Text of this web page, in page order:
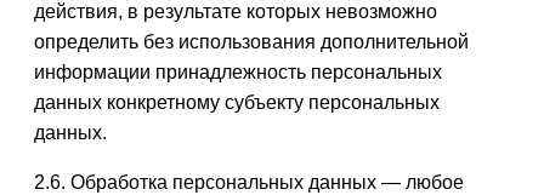
действия, в результате которых невозможно
определить без использования дополнительной
информации принадлежность персональных
данных конкретному субъекту персональных
данных.
2.6. Обработка персональных данных — любое